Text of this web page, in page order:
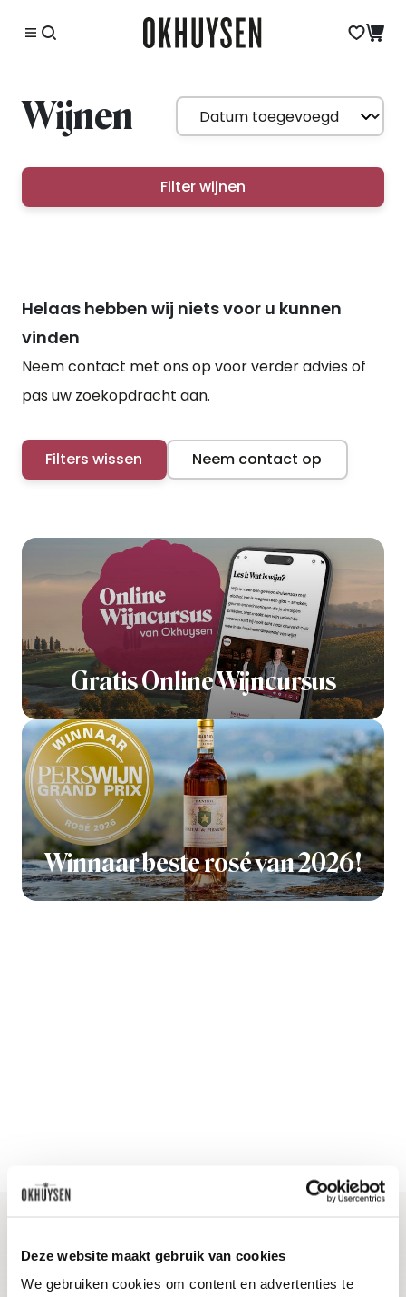
Deze website maakt gebruik van cookies
We gebruiken cookies om content en advertenties te
Wijnen
Filter wijnen
Helaas hebben wij niets voor u kunnen
vinden
Neem contact met ons op voor verder advies of
pas uw zoekopdracht aan.
Filters wissen Neem contact op
Gratis Online Wijncursus
Winnaar beste rosé van 2026!
Blijf op de hoogte
Ontvang het laatste wijnnieuws, proeverijen en